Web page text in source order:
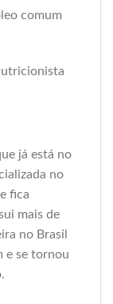
comum
já está no
no
fica
mais de
no Brasil
e se tornou